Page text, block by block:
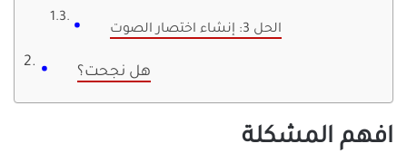
الحل 3: إنشاء اختصار الصوت
هل نجحت؟
افهم المشكلة